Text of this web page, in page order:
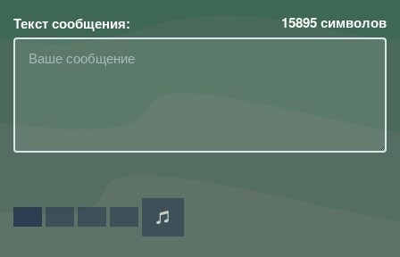
Текст сообщения: 15895символов